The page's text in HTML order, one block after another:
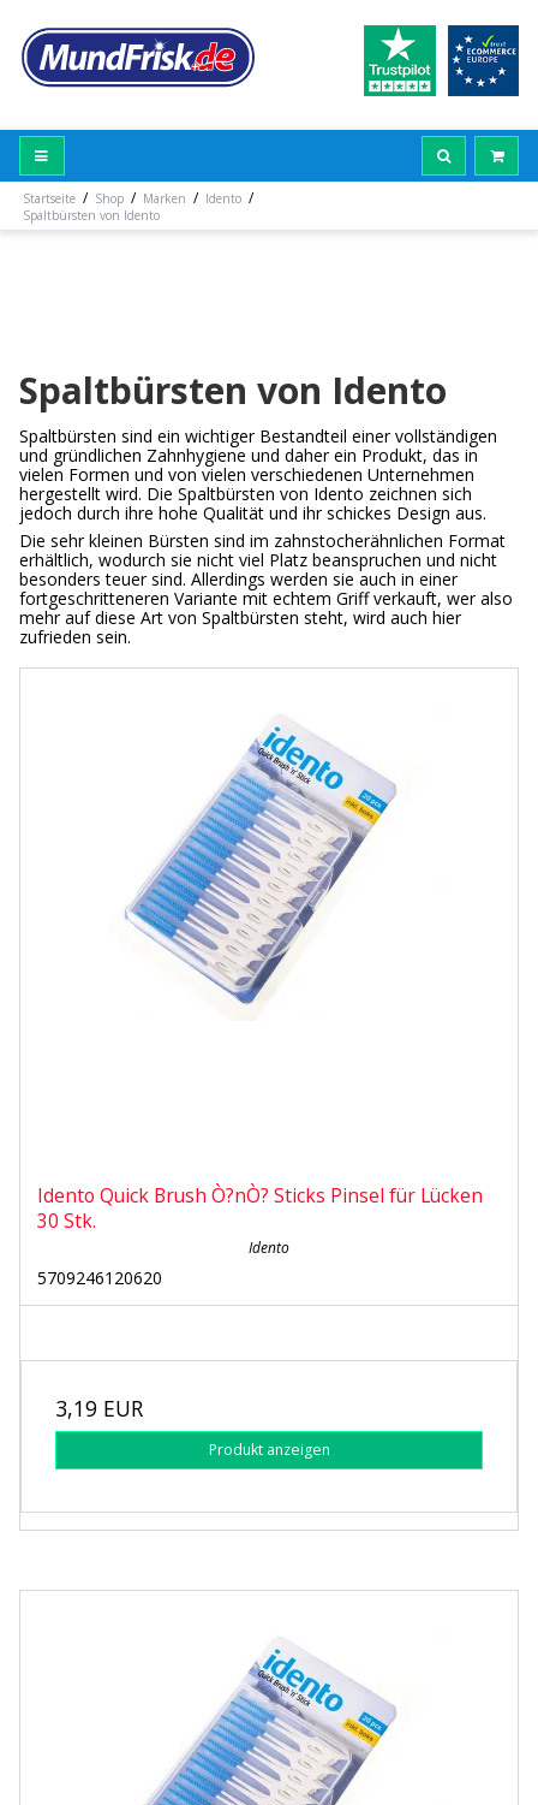
Startseite / Shop / Marken / Idento /
Spaltbürsten von Idento
Spaltbürsten von Idento
Spaltbürsten sind ein wichtiger Bestandteil einer vollständigen
und gründlichen Zahnhygiene und daher ein Produkt, das in
vielen Formen und von vielen verschiedenen Unternehmen
hergestellt wird. Die Spaltbürsten von Idento zeichnen sich
jedoch durch ihre hohe Qualität und ihr schickes Design aus.
Die sehr kleinen Bürsten sind im zahnstocherähnlichen Format
erhältlich, wodurch sie nicht viel Platz beanspruchen und nicht
besonders teuer sind. Allerdings werden sie auch in einer
fortgeschritteneren Variante mit echtem Griff verkauft, wer also
mehr auf diese Art von Spaltbürsten steht, wird auch hier
zufrieden sein.
Idento Quick Brush Ò?nÒ? Sticks Pinsel für Lücken
30 Stk.
Idento
5709246120620
3,19 EUR
Produkt anzeigen